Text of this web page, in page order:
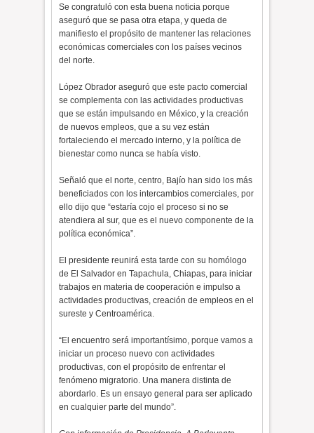
Se congratuló con esta buena noticia porque
aseguró que se pasa otra etapa, y queda de
manifiesto el propósito de mantener las relaciones
económicas comerciales con los países vecinos
del norte.
López Obrador aseguró que este pacto comercial
se complementa con las actividades productivas
que se están impulsando en México, y la creación
de nuevos empleos, que a su vez están
fortaleciendo el mercado interno, y la política de
bienestar como nunca se había visto.
Señaló que el norte, centro, Bajío han sido los más
beneficiados con los intercambios comerciales, por
ello dijo que “estaría cojo el proceso si no se
atendiera al sur, que es el nuevo componente de la
política económica”.
El presidente reunirá esta tarde con su homólogo
de El Salvador en Tapachula, Chiapas, para iniciar
trabajos en materia de cooperación e impulso a
actividades productivas, creación de empleos en el
sureste y Centroamérica.
“El encuentro será importantísimo, porque vamos a
iniciar un proceso nuevo con actividades
productivas, con el propósito de enfrentar el
fenómeno migratorio. Una manera distinta de
abordarlo. Es un ensayo general para ser aplicado
en cualquier parte del mundo”.